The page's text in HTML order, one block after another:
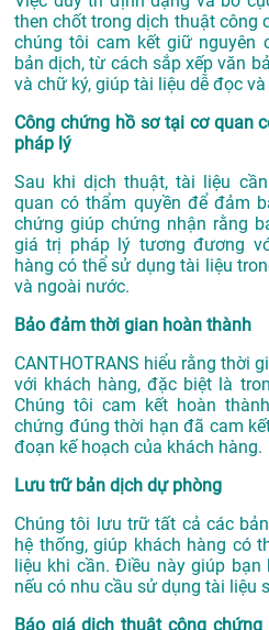
then chốt trong dịch thuật công
chúng tôi cam kết giữ nguyên
bản dịch, từ cách sắp xếp văn
và chữ ký, giúp tài liệu dễ đọc
Công chứng hồ sơ tại cơ quan
pháp lý
Sau khi dịch thuật, tài liệu
quan có thẩm quyền để đảm
chứng giúp chứng nhận rằng
giá trị pháp lý tương đương
hàng có thể sử dụng tài liệu
và ngoài nước.
Bảo đảm thời gian hoàn thành
CANTHOTRANS hiểu rằng thời
với khách hàng, đặc biệt là
Chúng tôi cam kết hoàn
chứng đúng thời hạn đã cam
đoạn kế hoạch của khách hàng.
Lưu trữ bản dịch dự phòng
Chúng tôi lưu trữ tất cả các
hệ thống, giúp khách hàng có
liệu khi cần. Điều này giúp
nếu có nhu cầu sử dụng tài liệu
Báo giá dịch thuật công